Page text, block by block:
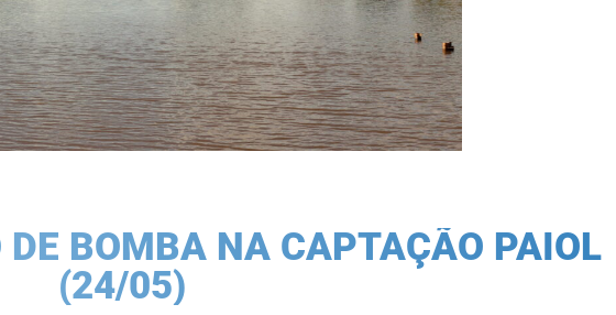
BOMBA NA CAPTAÇÃO PAIOL
(24/05)